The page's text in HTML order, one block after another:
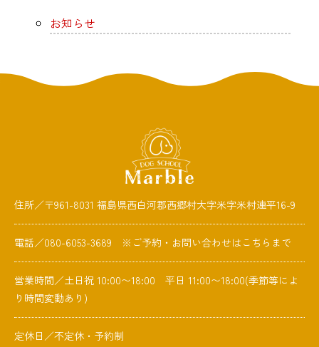
お知らせ
住所／〒961-8031 福島県西白河郡西郷村大字米字米村連平16-9
電話／080-6053-3689 ※ご予約・お問い合わせはこちらまで
営業時間／土日祝 10:00〜18:00 平日 11:00〜18:00(季節等によ
り時間変動あり)
定休日／不定休・予約制